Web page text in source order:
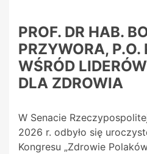
PROF. DR HAB.
PRZYWORA, P.O.
WŚRÓD
DLA ZDROWIA
W Senacie
2026 r. odbyło się
Kongresu „Zdrowie